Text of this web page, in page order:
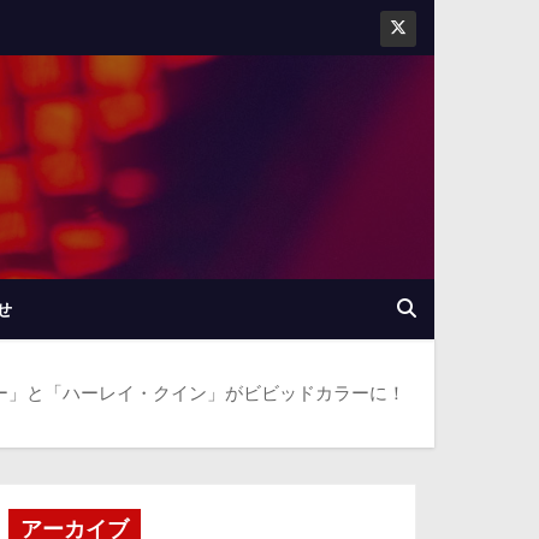
と「ハーレイ・クイン」がビビッドカラーに！
アーカイブ